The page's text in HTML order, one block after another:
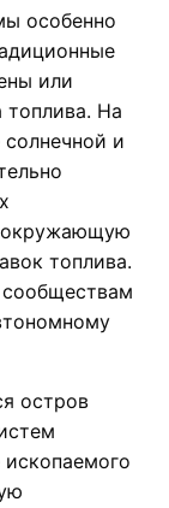
особенно
или
На
и
окружающую
топлива.
остров
ископаемого